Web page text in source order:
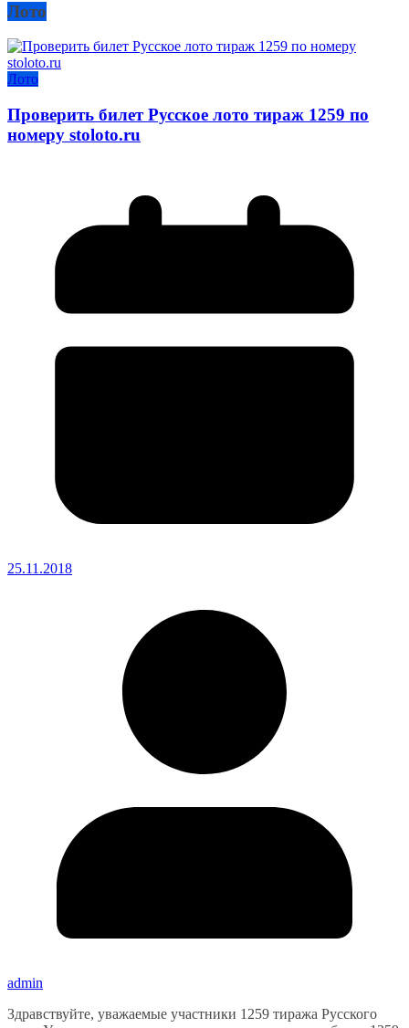
Лото
Лото
Проверить билет Русское лото тираж 1259 по
номеру stoloto.ru
25.11.2018
admin
Здравствуйте, уважаемые участники 1259 тиража Русского